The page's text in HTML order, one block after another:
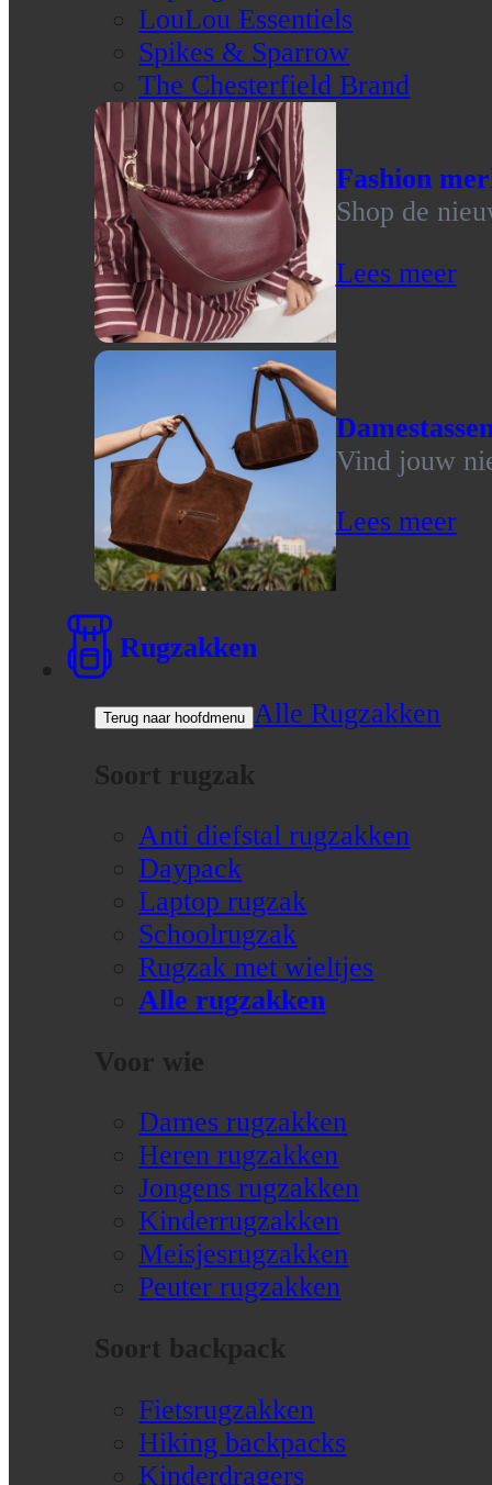
LouLou Essentiels
Spikes & Sparrow
The Chesterfield Brand
Fashion
Shop de
Lees meer
Vind jouw
Lees meer
Rugzakken
Terug naar hoofdmenu Alle Rugzakken
Soort rugzak
Anti diefstal rugzakken
Daypack
Laptop rugzak
Schoolrugzak
Rugzak met wieltjes
Alle rugzakken
Voor wie
Dames rugzakken
Heren rugzakken
Jongens rugzakken
Kinderrugzakken
Meisjesrugzakken
Peuter rugzakken
Soort backpack
Fietsrugzakken
Hiking backpacks
Kinderdragers